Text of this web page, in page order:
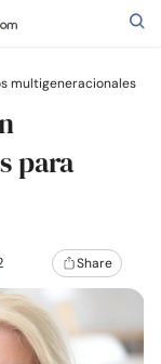
multigeneracionales
para
Share